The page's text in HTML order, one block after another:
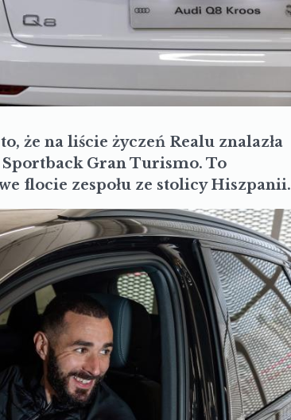
że na liście życzeń Realu znalazła
Gran Turismo. To
flocie zespołu ze stolicy Hiszpanii.